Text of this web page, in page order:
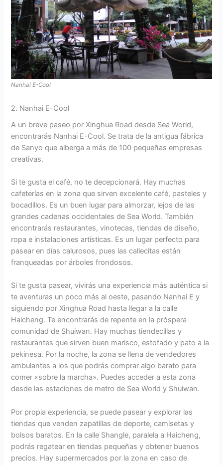
Nanhai E-Cool
2. Nanhai E-Cool
A un breve paseo por Xinghua Road desde Sea World,
encontrarás Nanhai E-Cool. Se trata de la antigua fábrica
de Sanyo que alberga a más de 100 pequeñas empresas
creativas.
Si te gusta el café, no te decepcionará. Hay muchas
cafeterías en la zona que sirven excelente café, pasteles y
bocadillos. Es un buen lugar para almorzar, lejos de las
grandes cadenas occidentales de Sea World. También
encontrarás restaurantes, vinotecas, tiendas de diseño,
ropa e instalaciones artísticas. Es un lugar perfecto para
pasear en días calurosos, pues las callecitas están
franqueadas por árboles frondosos.
Si te gusta pasear, vivirás una experiencia más auténtica si
te aventuras un poco más al oeste, pasando Nanhai E y
siguiendo por Xinghua Road hasta llegar a la calle
Haicheng. Te encontrarás de repente en la próspera
comunidad de Shuiwan. Hay muchas tiendecillas y
restaurantes que sirven buen marisco, estofado y pato a la
pekinesa. Por la noche, la zona se llena de vendedores
ambulantes a los que podrás comprar algo barato para
comer «sobre la marcha». Puedes acceder a esta zona
desde las estaciones de metro de Sea World y Shuiwan.
Por propia experiencia, se puede pasear y explorar las
tiendas que venden zapatillas de deporte, camisetas y
bolsos baratos. En la calle Shangle, paralela a Haicheng,
podrás regatear en tiendas pequeñas y obtener buenos
precios. Hay supermercados por la zona en caso de